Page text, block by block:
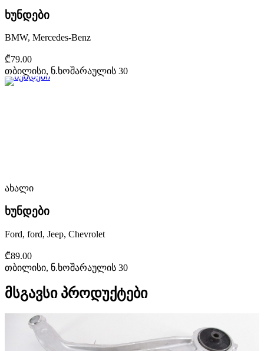
ხუნდები
BMW, Mercedes-Benz
₾79.00
თბილისი, ნ.ხოშარაულის 30
ახალი
ხუნდები
Ford, ford, Jeep, Chevrolet
₾89.00
თბილისი, ნ.ხოშარაულის 30
მსგავსი პროდუქტები